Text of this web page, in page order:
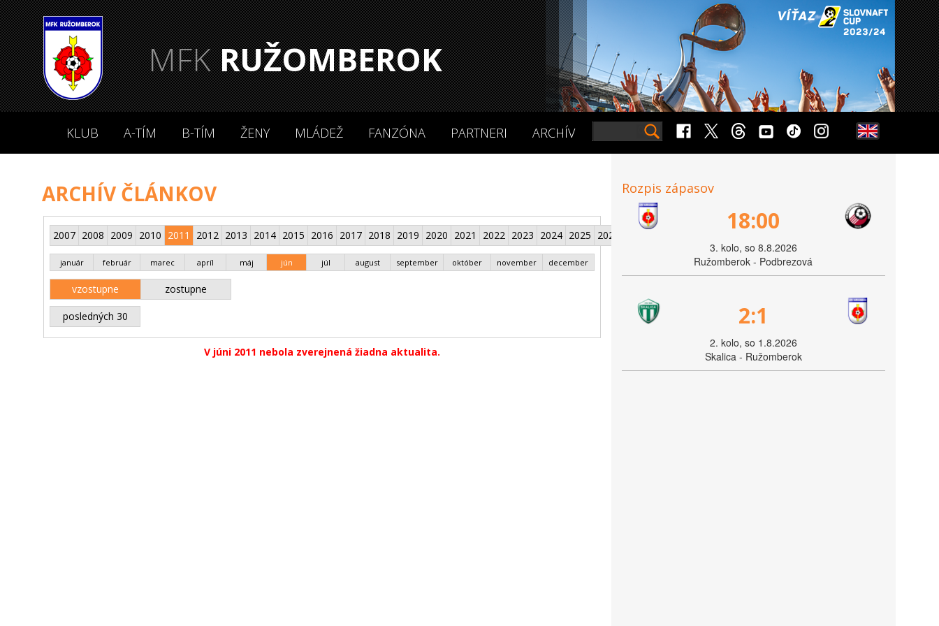
MFKRUŽOMBEROK
KLUB A-TÍM B-TÍM ŽENY MLÁDEŽ FANZÓNA PARTNERI ARCHÍV
ARCHÍV ČLÁNKOV
2007 2008 2009 2010 2011 2012 2013 2014 2015 2016 2017 2018 2019 2020 2021 2022 2023 2024 2025 2026
január február marec apríl máj jún júl august september október november december
vzostupne zostupne
posledných 30
V júni 2011 nebola zverejnená žiadna aktualita.
Rozpis zápasov
18:00
3. kolo, so 8.8.2026
Ružomberok - Podbrezová
2:1
2. kolo, so 1.8.2026
Skalica - Ružomberok